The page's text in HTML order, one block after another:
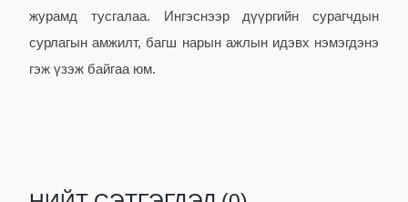
журамд тусгалаа. Ингэснээр дүүргийн сурагчдын
сурлагын амжилт, багш нарын ажлын идэвх нэмэгдэнэ
гэж үзэж байгаа юм.